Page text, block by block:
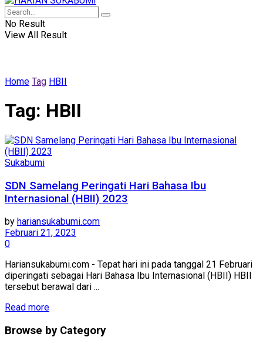
No Result
View All Result
Home Tag HBII
Tag: HBII
Sukabumi
SDN Samelang Peringati Hari Bahasa Ibu
Internasional (HBII) 2023
by hariansukabumi.com
Februari 21, 2023
0
Hariansukabumi.com - Tepat hari ini pada tanggal 21 Februari
diperingati sebagai Hari Bahasa Ibu Internasional (HBII) HBII
tersebut berawal dari ...
Read more
Browse by Category